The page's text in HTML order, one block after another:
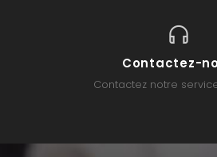
Contactez-
Contactez notre